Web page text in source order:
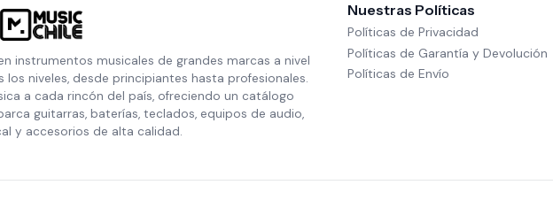
instrumentos musicales de grandes marcas a nivel
niveles, desde principiantes hasta profesionales.
a cada rincón del país, ofreciendo un catálogo
guitarras, baterías, teclados, equipos de audio,
y accesorios de alta calidad.
Nuestras Políticas
Políticas de Privacidad
Políticas de Garantía y Devolución
Políticas de Envío